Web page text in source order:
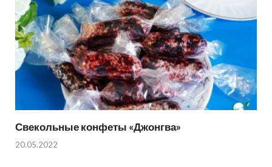
Свекольные конфеты «Джонгва»
20.05.2022